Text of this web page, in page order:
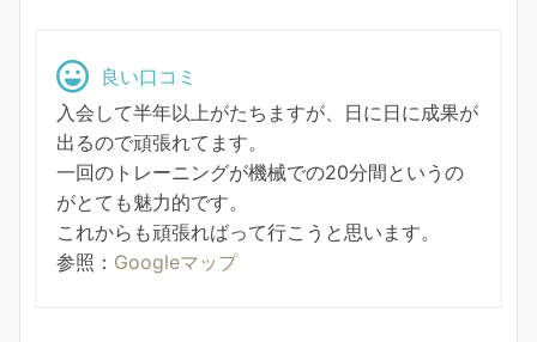
良い口コミ
入会して半年以上がたちますが、日に日に成果が
出るので頑張れてます。
一回のトレーニングが機械での20分間というの
がとても魅力的です。
これからも頑張ればって行こうと思います。
参照： Googleマップ